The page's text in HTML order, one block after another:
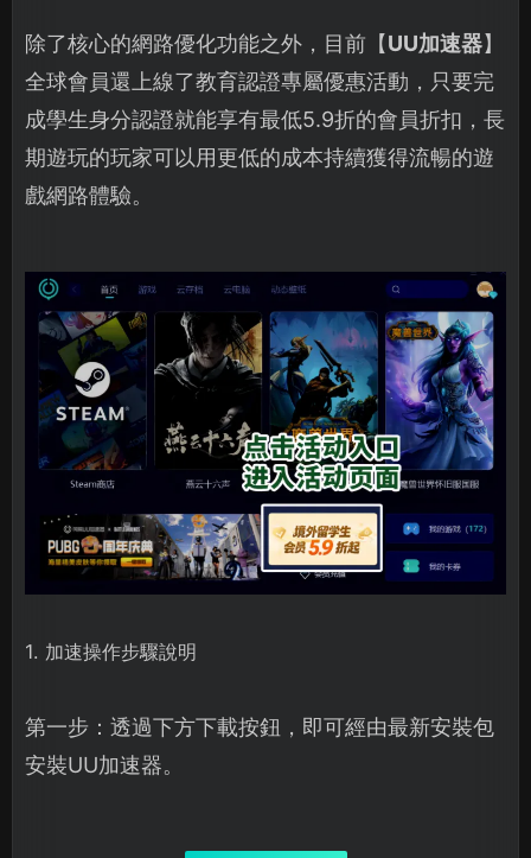
除了核心的網路優化功能之外，目前【UU加速器】
全球會員還上線了教育認證專屬優惠活動，只要完
成學生身分認證就能享有最低5.9折的會員折扣，長
期遊玩的玩家可以用更低的成本持續獲得流暢的遊
戲網路體驗。
1. 加速操作步驟說明
第一步：透過下方下載按鈕，即可經由最新安裝包
安裝UU加速器。